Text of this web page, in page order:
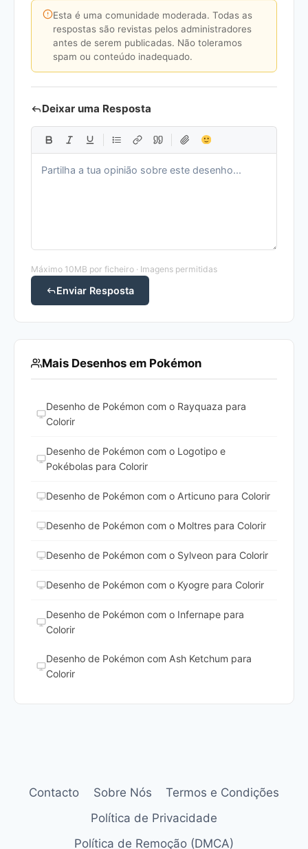
Esta é uma comunidade moderada. Todas as
respostas são revistas pelos administradores
antes de serem publicadas. Não toleramos
spam ou conteúdo inadequado.
Deixar uma Resposta
Máximo 10MB por ficheiro · Imagens permitidas
Enviar Resposta
Mais Desenhos em Pokémon
Desenho de Pokémon com o Rayquaza para
Colorir
Desenho de Pokémon com o Logotipo e
Pokébolas para Colorir
Desenho de Pokémon com o Articuno para Colorir
Desenho de Pokémon com o Moltres para Colorir
Desenho de Pokémon com o Sylveon para Colorir
Desenho de Pokémon com o Kyogre para Colorir
Desenho de Pokémon com o Infernape para
Colorir
Desenho de Pokémon com Ash Ketchum para
Colorir
Contacto Sobre Nós
Termos e Condições
Política de Privacidade
Política de Remoção (DMCA)